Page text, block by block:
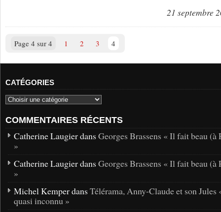
21 septembre
Page 4 sur 4 1 2 3 4
CATÉGORIES
COMMENTAIRES RÉCENTS
Catherine Laugier dans Georges Brassens « Il fait beau (à
»
Catherine Laugier dans Georges Brassens « Il fait beau (à
»
Michel Kemper dans Télérama, Anny-Claude et son Jules
quasi inconnu »